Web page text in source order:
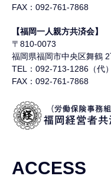
FAX：092-761-7868
【福岡一人親方共済会】
〒810-0073
福岡県福岡市中央区舞鶴
TEL：092-713-1286（代）
FAX：092-761-7868
ACCESS